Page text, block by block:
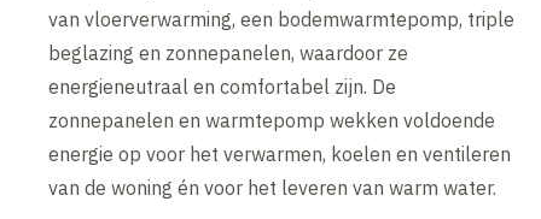
van vloerverwarming, een bodemwarmtepomp, triple
beglazing en zonnepanelen, waardoor ze
energieneutraal en comfortabel zijn. De
zonnepanelen en warmtepomp wekken voldoende
energie op voor het verwarmen, koelen en ventileren
van de woning én voor het leveren van warm water.